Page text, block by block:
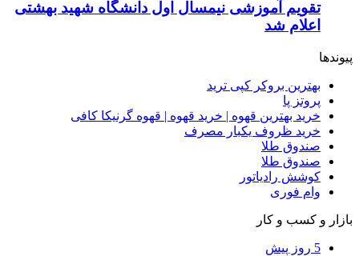
تقویم آموزشی نیمسال اول دانشگاه شهید بهشتی
اعلام شد
پیوندها
بهترین بروکر کپی ترید
پروتز پا
خرید بهترین قهوه | خرید قهوه | قهوه گرنیکا کافی
خرید ظروف یکبار مصرف
صندوق طلا
صندوق طلا
کوشش رادیاتور
وام فوری
بازار و کسب و کار
5 روز پیش